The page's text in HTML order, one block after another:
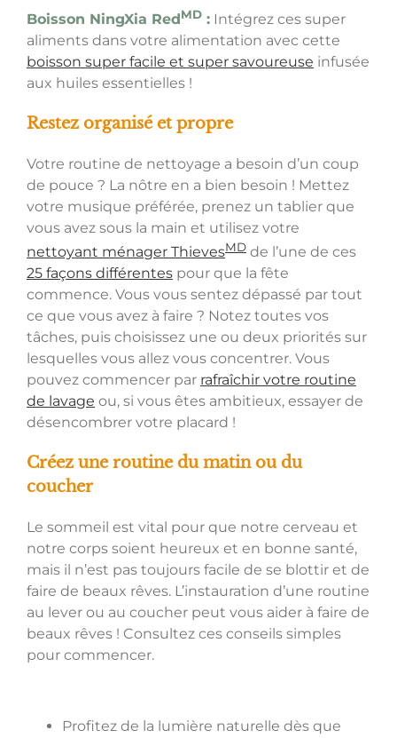
Boisson NingXia RedMD:Intégrez ces super
aliments dans votre alimentation avec cette
boisson super facile et super savoureuse infusée
aux huiles essentielles !
Restez organisé et propre
Votre routine de nettoyage a besoin d’un coup
de pouce ? La nôtre en a bien besoin ! Mettez
votre musique préférée, prenez un tablier que
vous avez sous la main et utilisez votre
nettoyant ménager ThievesMDde l’une de ces
25 façons différentespour que la fête
commence. Vous vous sentez dépassé par tout
ce que vous avez à faire ? Notez toutes vos
tâches, puis choisissez une ou deux priorités sur
lesquelles vous allez vous concentrer. Vous
pouvez commencer par rafraîchir votre routine
de lavage ou, si vous êtes ambitieux, essayer de
désencombrer votre placard !
Créez une routine du matin ou du
coucher
Le sommeil est vital pour que notre cerveau et
notre corps soient heureux et en bonne santé,
mais il n’est pas toujours facile de se blottir et de
faire de beaux rêves. L’instauration d’une routine
au lever ou au coucher peut vous aider à faire de
beaux rêves ! Consultez ces conseils simples
pour commencer.
Profitez de la lumière naturelle dès que